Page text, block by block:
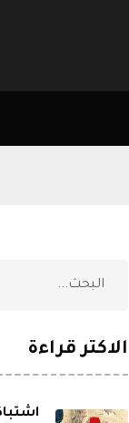
الاكثر قراءة